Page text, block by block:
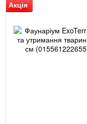
Акція